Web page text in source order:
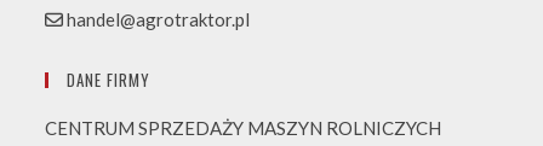
handel@agrotraktor.pl
DANE FIRMY
CENTRUM SPRZEDAŻY MASZYN ROLNICZYCH